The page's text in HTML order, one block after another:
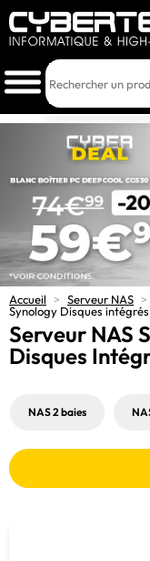
Accueil > Serveur NAS >
Synology Disques intégrés
Serveur NAS
Disques
NAS 2 baies